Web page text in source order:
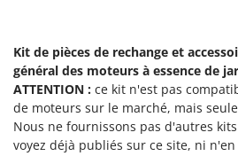
Wortex
Worx
Y Yard Force
Kit de pièces de rechange et
général des moteurs à essence de
ATTENTION : ce kit n'est pas
de moteurs sur le marché, mais
Nous ne fournissons pas d'autres
voyez déjà publiés sur ce site, ni